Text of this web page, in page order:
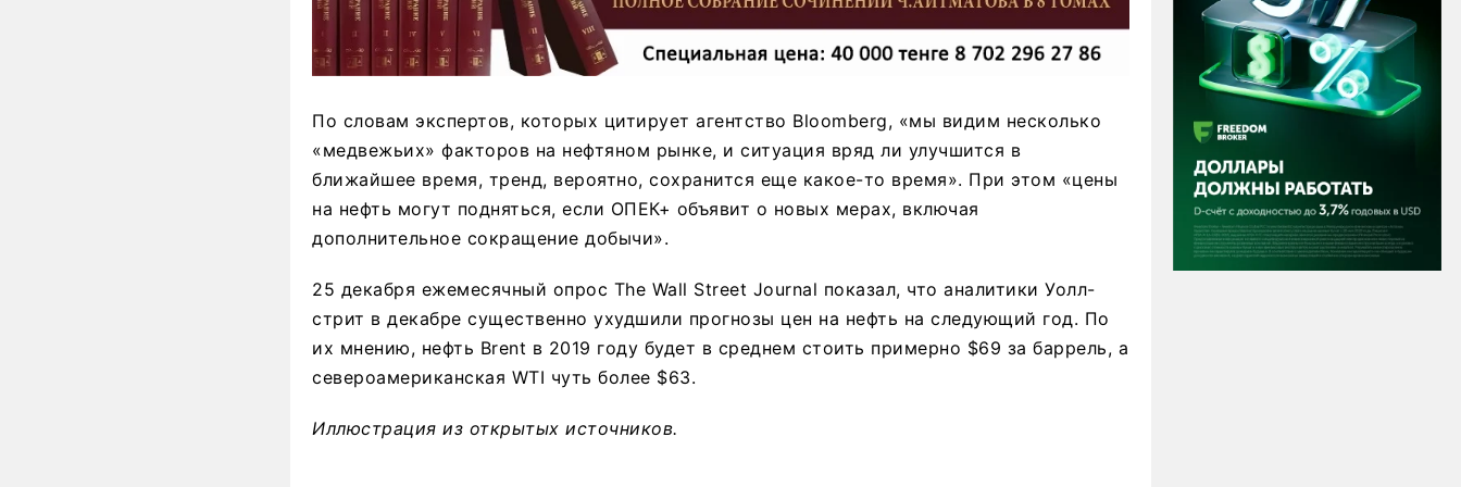
По словам экспертов, которых цитирует агентство Bloomberg, «мы видим несколько
«медвежьих» факторов на нефтяном рынке, и ситуация вряд ли улучшится в
ближайшее время, тренд, вероятно, сохранится еще какое-то время». При этом «цены
на нефть могут подняться, если ОПЕК+ объявит о новых мерах, включая
дополнительное сокращение добычи».
25 декабря ежемесячный опрос The Wall Street Journal показал, что аналитики Уолл-
стрит в декабре существенно ухудшили прогнозы цен на нефть на следующий год. По
их мнению, нефть Brent в 2019 году будет в среднем стоить примерно $69 за баррель, а
североамериканская WTI чуть более $63.
Иллюстрация из открытых источников.